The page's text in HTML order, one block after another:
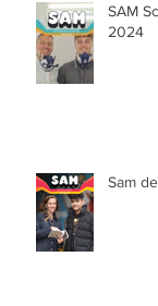
SAM
2024
Sam